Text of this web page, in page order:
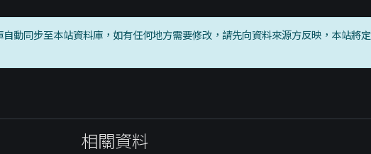
動同步至本站資料庫，如有任何地方需要修改，請先向資料來源方反映，本站將定
相關資料